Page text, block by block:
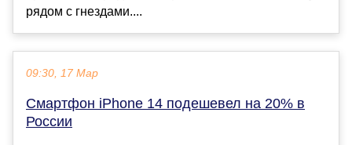
рядом с гнездами....
09:30, 17 Мар
Смартфон iPhone 14 подешевел на 20% в
России